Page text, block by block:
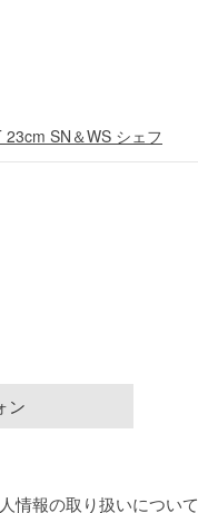
SN＆WS シェフ
ン
情報の取り扱いについて